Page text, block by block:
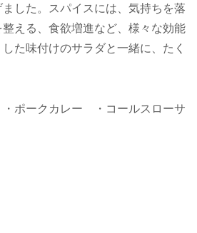
した。スパイスには、気持ちを落
える、食欲増進など、様々な効能
た味付けのサラダと一緒に、たく
ポークカレー ・コールスローサ